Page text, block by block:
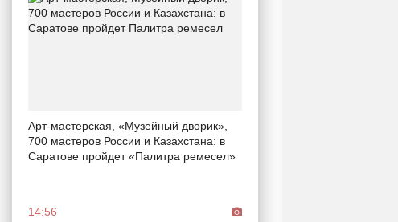
Арт-мастерская, «Музейный дворик»,
700 мастеров России и Казахстана: в
Саратове пройдет «Палитра ремесел»
14:56